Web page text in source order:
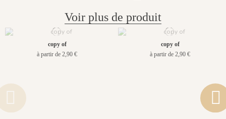
Voir plus de produit
copy of
à partir de 2,90 €
copy of
à partir de 2,90 €